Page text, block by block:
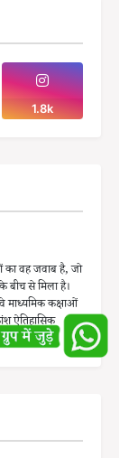
1.8k
का वह जवाब है, जो
बीच से मिला है।
माध्यमिक कक्षाओं
ऐतिहासिक